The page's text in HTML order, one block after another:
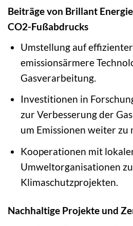
Beiträge von Brillant
CO2-Fußabdrucks
Umstellung auf
emissionsärmere
Gasverarbeitung.
Investitionen in
zur Verbesserung der
um Emissionen weiter zu
Kooperationen mit
Umweltorganisationen
Klimaschutzprojekten.
Nachhaltige Projekte und